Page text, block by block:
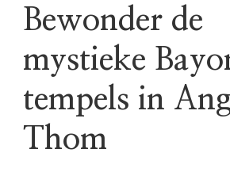
Bewonder de
mystieke
tempels in
Thom